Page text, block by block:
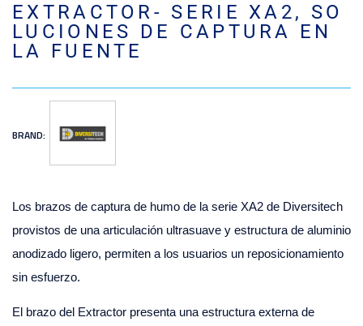
EXTRACTOR- SERIE XA2, SO
LUCIONES DE CAPTURA EN
LA FUENTE
BRAND:
Los brazos de captura de humo de la serie XA2 de Diversitech
provistos de una articulación ultrasuave y estructura de aluminio
anodizado ligero, permiten a los usuarios un reposicionamiento
sin esfuerzo.
El brazo del Extractor presenta una estructura externa de